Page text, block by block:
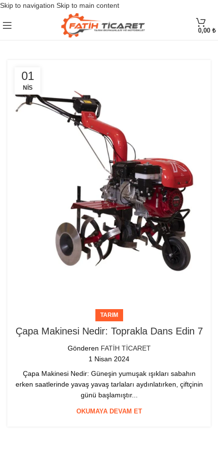
Skip to navigation Skip to main content
0,00 ₺
01
NIS
TARIM
Çapa Makinesi Nedir: Toprakla Dans Edin 7
Gönderen FATİH TİCARET
1 Nisan 2024
Çapa Makinesi Nedir: Güneşin yumuşak ışıkları sabahın
erken saatlerinde yavaş yavaş tarlaları aydınlatırken, çiftçinin
günü başlamıştır...
OKUMAYA DEVAM ET